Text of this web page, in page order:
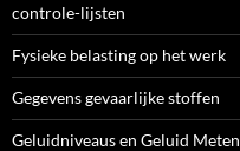
controle-lijsten
Fysieke belasting op het werk
Gegevens gevaarlijke stoffen
Geluidniveaus en Geluid Meten